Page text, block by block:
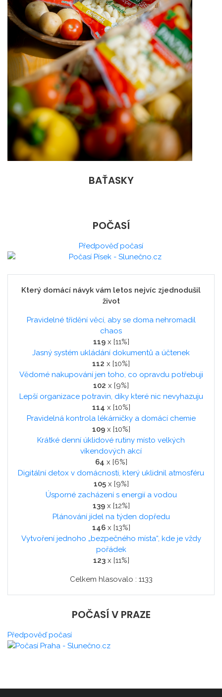
BAŤASKY
POČASÍ
Předpověď počasí
Který domácí návyk vám letos nejvíc zjednodušil
život
Pravidelné třídění věcí, aby se doma nehromadil
chaos
119x [11%]
Jasný systém ukládání dokumentů a účtenek
112 x [10%]
Vědomé nakupování jen toho, co opravdu potřebuji
102 x [9%]
Lepší organizace potravin, díky které nic nevyhazuju
114 x [10%]
Pravidelná kontrola lékárničky a domácí chemie
109x [10%]
Krátké denní úklidové rutiny místo velkých
víkendových akcí
64 x [6%]
Digitální detox v domácnosti, který uklidnil atmosféru
105x [9%]
Úsporné zacházení s energií a vodou
139x [12%]
Plánování jídel na týden dopředu
146x [13%]
Vytvoření jednoho „bezpečného místa“, kde je vždy
pořádek
123x [11%]
Celkem hlasovalo : 1133
POČASÍ V PRAZE
Předpověď počasí